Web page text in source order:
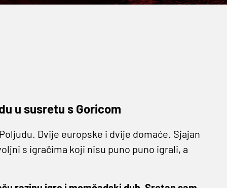
u susretu s Goricom
Dvije europske i dvije domaće. Sjajan
s igračima koji nisu puno puno igrali, a